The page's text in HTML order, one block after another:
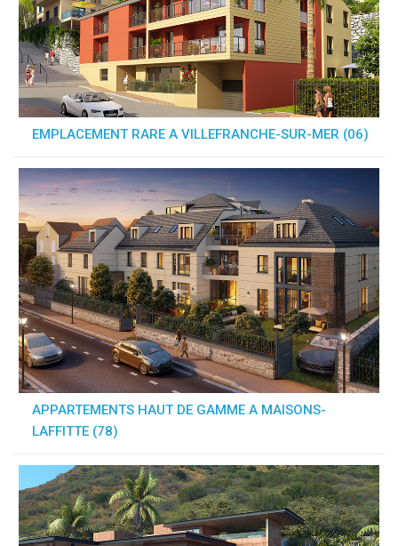
EMPLACEMENT RARE A VILLEFRANCHE-SUR-MER (06)
APPARTEMENTS HAUT DE GAMME A MAISONS-
LAFFITTE (78)